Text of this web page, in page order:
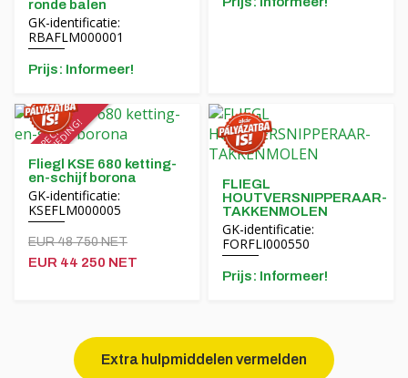
ronde balen
GK-identificatie:
RBAFLM000001
Prijs: Informeer!
SPECIALE
AANBIEDING!
Fliegl KSE 680 ketting-
en-schijf borona
GK-identificatie:
KSEFLM000005
EUR 48 750 NET
EUR 44 250 NET
FLIEGL
HOUTVERSNIPPERAAR-
TAKKENMOLEN
GK-identificatie:
FORFLI000550
Prijs: Informeer!
Extra hulpmiddelen vermelden